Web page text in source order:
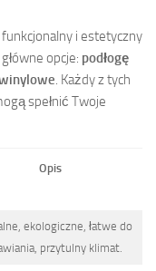
funkcjonalny i estetyczny
opcje: podłogę
. Każdy z tych
spełnić Twoje
Opis
ekologiczne, łatwe do
przytulny klimat.